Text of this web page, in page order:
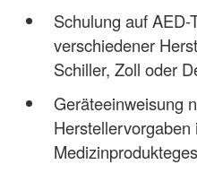
Schulung auf AED-
verschiedener
Schiller, Zoll oder
Geräteeinweisung